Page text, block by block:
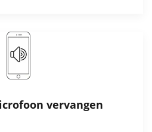
vervangen